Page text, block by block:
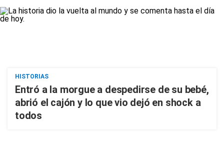
HISTORIAS
Entró a la morgue a despedirse de su bebé,
abrió el cajón y lo que vio dejó en shock a
todos